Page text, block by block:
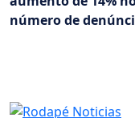
número de